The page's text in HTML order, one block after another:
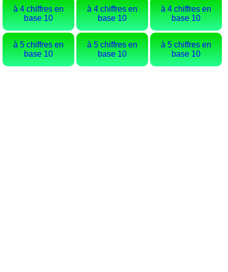
à 4 chiffres en
base 10
à 4 chiffres en
base 10
à 4 chiffres en
base 10
à 5 chiffres en
base 10
à 5 chiffres en
base 10
à 5 chiffres en
base 10